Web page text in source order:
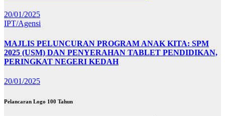
20/01/2025
IPT/Agensi
MAJLIS PELUNCURAN PROGRAM ANAK KITA: SPM
2025 (USM) DAN PENYERAHAN TABLET PENDIDIKAN,
PERINGKAT NEGERI KEDAH
20/01/2025
Pelancaran Logo 100 Tahun